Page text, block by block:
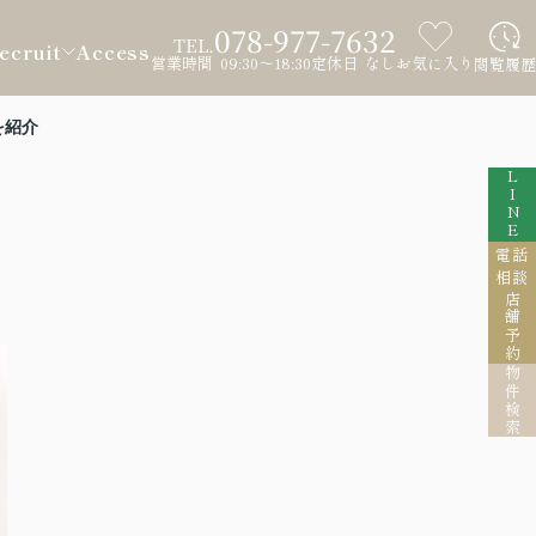
Access TEL.078-977-7632
営業時間 09:30～18:30定休日 なし お気に入り 閲覧履歴
LINE
電話
相談
店舗予約
物件検索
紹介